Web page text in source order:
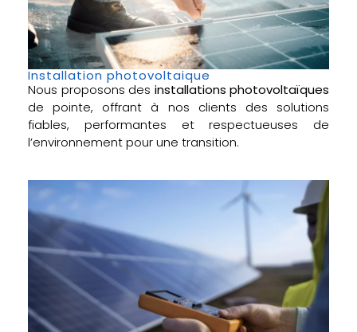
Installation photovoltaique
Nous proposons des installations photovoltaïques
de pointe, offrant à nos clients des solutions
fiables, performantes et respectueuses de
l’environnement pour une transition.